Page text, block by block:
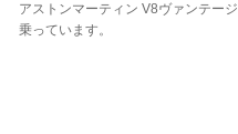
アストンマーティン V8ヴァンテージ
乗っています。